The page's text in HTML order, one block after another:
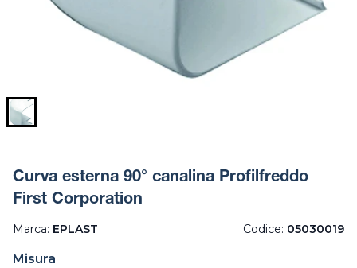
Curva esterna 90° canalina Profilfreddo
First Corporation
Marca: EPLAST Codice: 05030019
Misura